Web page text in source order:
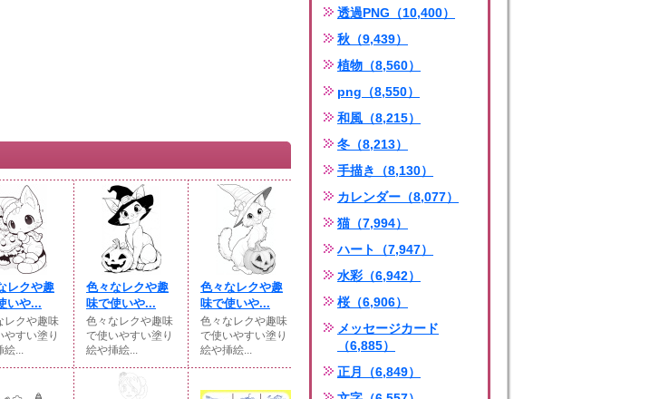
レクや趣
いや...
レクや趣味
やすい塗り
絵...
色々なレクや趣
味で使いや...
色々なレクや趣味
で使いやすい塗り
絵や挿絵...
色々なレクや趣
味で使いや...
色々なレクや趣味
で使いやすい塗り
絵や挿絵...
透過PNG（10,400）
秋（9,439）
植物（8,560）
png（8,550）
和風（8,215）
冬（8,213）
手描き（8,130）
カレンダー（8,077）
猫（7,994）
ハート（7,947）
水彩（6,942）
桜（6,906）
メッセージカード
（6,885）
正月（6,849）